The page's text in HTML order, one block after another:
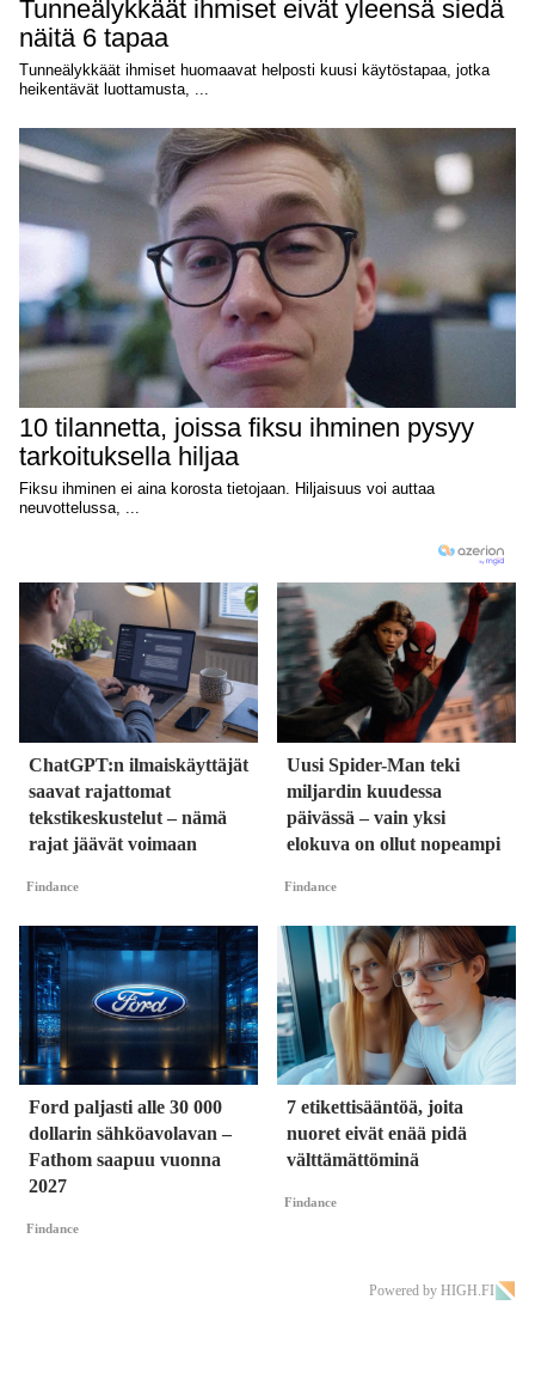
ChatGPT:n ilmaiskäyttäjät
saavat rajattomat
tekstikeskustelut – nämä
rajat jäävät voimaan
Findance
Uusi Spider-Man teki
miljardin kuudessa
päivässä – vain yksi
elokuva on ollut nopeampi
Findance
Ford paljasti alle 30 000
dollarin sähköavolavan –
Fathom saapuu vuonna
2027
Findance
7 etikettisääntöä, joita
nuoret eivät enää pidä
välttämättöminä
Findance
Powered by HIGH.FI